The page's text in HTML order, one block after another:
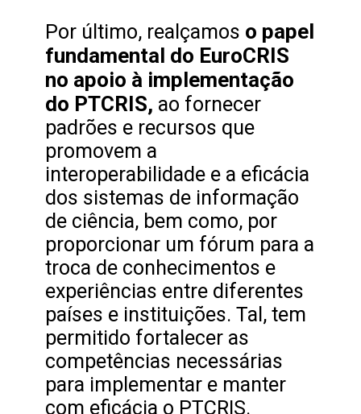
Por último, realçamos o papel
fundamental do EuroCRIS
no apoio à implementação
do PTCRIS, ao fornecer
padrões e recursos que
promovem a
interoperabilidade e a eficácia
dos sistemas de informação
de ciência, bem como, por
proporcionar um fórum para a
troca de conhecimentos e
experiências entre diferentes
países e instituições. Tal, tem
permitido fortalecer as
competências necessárias
para implementar e manter
com eficácia o PTCRIS.